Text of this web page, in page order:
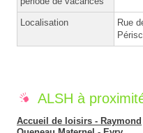
Localisation
Rue
ALSH à
Accueil de loisirs - Raymond